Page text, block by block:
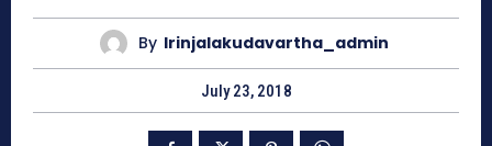
By Irinjalakudavartha_admin
July 23, 2018